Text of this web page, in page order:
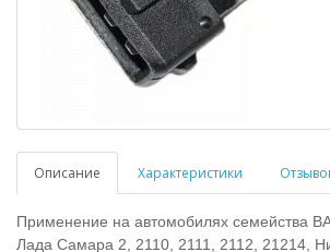
Описание Характеристики
Применение на автомобилях семейства
Лада Самара 2, 2110, 2111, 2112, 21214,